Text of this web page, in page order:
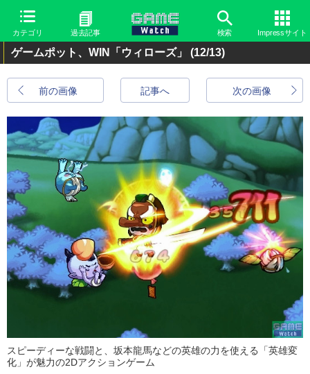
カテゴリ 過去記事 検索 Impressサイト
ゲームポット、WIN「ウィローズ」 (12/13)
前の画像 次の画像
記事へ
スピーディーな戦闘と、坂本龍馬などの英雄の力を使える「英雄変
化」が魅力の2Dアクションゲーム